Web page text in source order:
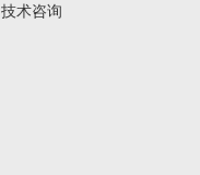
技术咨询